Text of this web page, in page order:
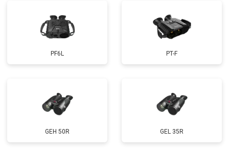
PF6L PT-F
GEH 50R GEL 35R